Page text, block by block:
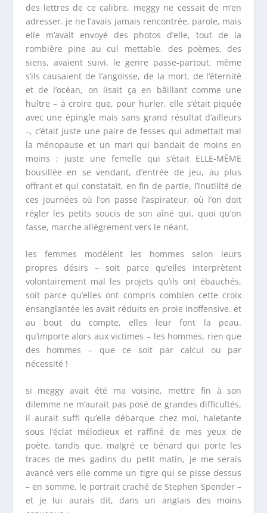
des lettres de ce calibre, meggy ne cessait de m’en
adresser. je ne l’avais jamais rencontrée, parole, mais
elle m’avait envoyé des photos d’elle, tout de la
rombière pine au cul mettable. des poèmes, des
siens, avaient suivi, le genre passe-partout, même
s’ils causaient de l’angoisse, de la mort, de l’éternité
et de l’océan, on lisait ça en bâillant comme une
huître – à croire que, pour hurler, elle s’était piquée
avec une épingle mais sans grand résultat d’ailleurs
–, c’était juste une paire de fesses qui admettait mal
la ménopause et un mari qui bandait de moins en
moins ; juste une femelle qui s’était ELLE-MÊME
bousillée en se vendant, d’entrée de jeu, au plus
offrant et qui constatait, en fin de partie, l’inutilité de
ces journées où l’on passe l’aspirateur, où l’on doit
régler les petits soucis de son aîné qui, quoi qu’on
fasse, marche allègrement vers le néant.
les femmes modèlent les hommes selon leurs
propres désirs – soit parce qu’elles interprètent
volontairement mal les projets qu’ils ont ébauchés,
soit parce qu’elles ont compris combien cette croix
ensanglantée les avait réduits en proie inoffensive. et
au bout du compte, elles leur font la peau.
qu’importe alors aux victimes – les hommes, rien que
des hommes – que ce soit par calcul ou par
nécessité !
si meggy avait été ma voisine, mettre fin à son
dilemme ne m’aurait pas posé de grandes difficultés,
il aurait suffi qu’elle débarque chez moi, haletante
sous l’éclat mélodieux et raffiné de mes yeux de
poète, tandis que, malgré ce bénard qui porte les
traces de mes gadins du petit matin, je me serais
avancé vers elle comme un tigre qui se pisse dessus
– en somme, le portrait craché de Stephen Spender –
et je lui aurais dit, dans un anglais des moins